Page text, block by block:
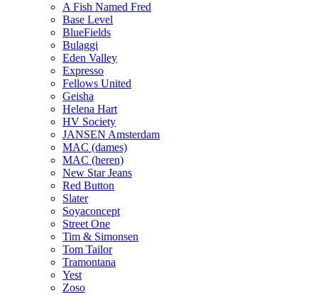
A Fish Named Fred
Base Level
BlueFields
Bulaggi
Eden Valley
Expresso
Fellows United
Geisha
Helena Hart
HV Society
JANSEN Amsterdam
MAC (dames)
MAC (heren)
New Star Jeans
Red Button
Slater
Soyaconcept
Street One
Tim & Simonsen
Tom Tailor
Tramontana
Yest
Zoso